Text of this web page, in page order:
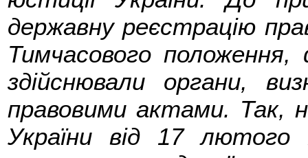
державну реєстрацію
Тимчасового положення,
здійснювали органи,
правовими актами. Так,
України від 17